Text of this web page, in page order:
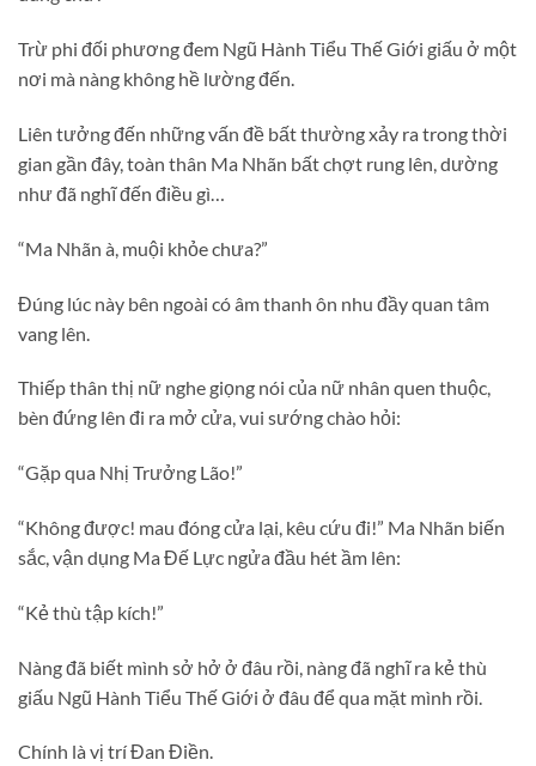
Trừ phi đối phương đem Ngũ Hành Tiểu Thế Giới giấu ở một
nơi mà nàng không hề lường đến.
Liên tưởng đến những vấn đề bất thường xảy ra trong thời
gian gần đây, toàn thân Ma Nhãn bất chợt rung lên, dường
như đã nghĩ đến điều gì…
“Ma Nhãn à, muội khỏe chưa?”
Đúng lúc này bên ngoài có âm thanh ôn nhu đầy quan tâm
vang lên.
Thiếp thân thị nữ nghe giọng nói của nữ nhân quen thuộc,
bèn đứng lên đi ra mở cửa, vui sướng chào hỏi:
“Gặp qua Nhị Trưởng Lão!”
“Không được! mau đóng cửa lại, kêu cứu đi!” Ma Nhãn biến
sắc, vận dụng Ma Đế Lực ngửa đầu hét ầm lên:
“Kẻ thù tập kích!”
Nàng đã biết mình sở hở ở đâu rồi, nàng đã nghĩ ra kẻ thù
giấu Ngũ Hành Tiểu Thế Giới ở đâu để qua mặt mình rồi.
Chính là vị trí Đan Điền.